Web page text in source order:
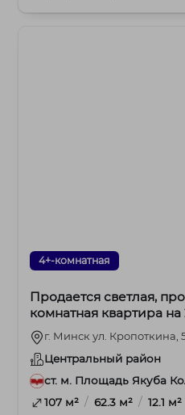
4+-комнатная
Продается светлая,
комнатная квартира
комплексе премиум-
г. Минск ул. Кропоткина,
Центральный район
ст. м. Площадь Якуба
107 м² / 62.3 м² / 12.1 м²